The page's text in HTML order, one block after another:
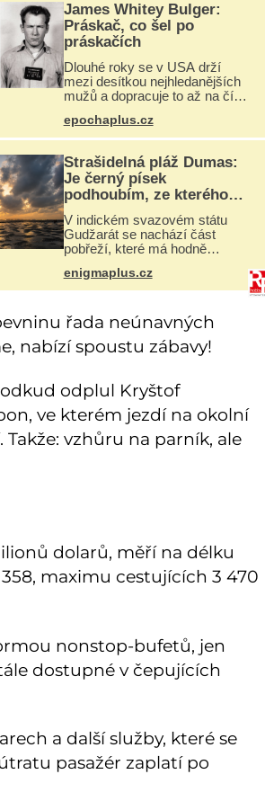
James Whitey Bulger:
Práskač, co šel po
práskačích
Dlouhé roky se v USA drží
mezi desítkou nejhledanějších
mužů a dopracuje to až na číslo
Ládinovi (1957–2011). To je
James „Whitey“ Bulger (1929–
2018) viněný ze spoluúčasti na
epochaplus.cz
Strašidelná pláž Dumas:
Je černý písek
podhoubím, ze kterého
roste zlo?
V indickém svazovém státu
Gudžarát se nachází část
pobřeží, které má hodně
přispívá i černý písek této
pláže. Proč má pláž takové
jsou pravdivé
enigmaplus.cz
řada neúnavných
nabízí spoustu zábavy!
odplul Kryštof
ve kterém jezdí na okolní
vzhůru na parník, ale
dolarů, měří na délku
maximu cestujících 3 470
nonstop-bufetů, jen
dostupné v čepujících
a další služby, které se
pasažér zaplatí po